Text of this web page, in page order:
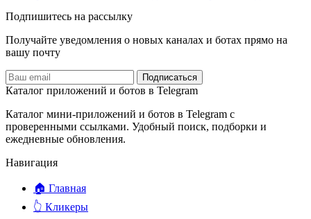
Подпишитесь на рассылку
Получайте уведомления о новых каналах и ботаx прямо на
вашу почту
Подписаться
Каталог приложений и ботов в Telegram
Каталог мини-приложений и ботов в Telegram с
проверенными ссылками. Удобный поиск, подборки и
ежедневные обновления.
Навигация
🏠 Главная
👆 Кликеры